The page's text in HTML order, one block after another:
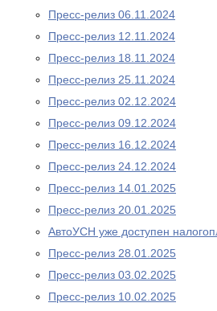
Пресс-релиз 06.11.2024
Пресс-релиз 12.11.2024
Пресс-релиз 18.11.2024
Пресс-релиз 25.11.2024
Пресс-релиз 02.12.2024
Пресс-релиз 09.12.2024
Пресс-релиз 16.12.2024
Пресс-релиз 24.12.2024
Пресс-релиз 14.01.2025
Пресс-релиз 20.01.2025
АвтоУСН уже доступен
Пресс-релиз 28.01.2025
Пресс-релиз 03.02.2025
Пресс-релиз 10.02.2025